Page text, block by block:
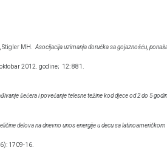
MH. Asocijacija uzimanja doručka sa gojaznošću,
2012. godine; 12: 881.
šećera i povećanje telesne težine kod djece od 2 do 5
delova na dnevno unos energije u decu sa
1709-16.